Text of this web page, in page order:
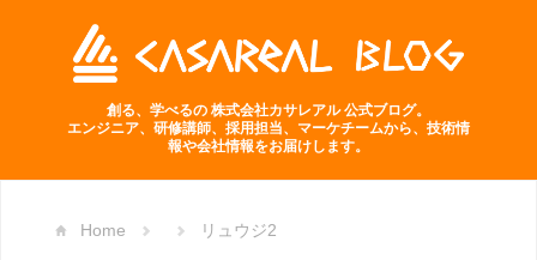
創る、学べるの 株式会社カサレアル 公式ブログ。
エンジニア、研修講師、採用担当、マーケチームから、技術情
報や会社情報をお届けします。
Home リュウジ2